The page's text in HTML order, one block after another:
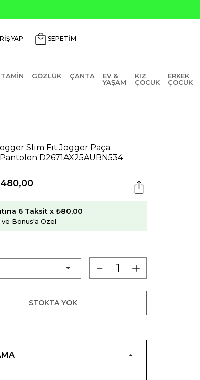
YAP SEPETİM
GÖZLÜK ÇANTA
EV &
YAŞAM
KIZ
ÇOCUK
ERKEK
ÇOCUK
Slim Fit Jogger Paça
D2671AX25AUBN534
6 Taksit x ₺80,00
Bonus'a Özel
STOKTA YOK